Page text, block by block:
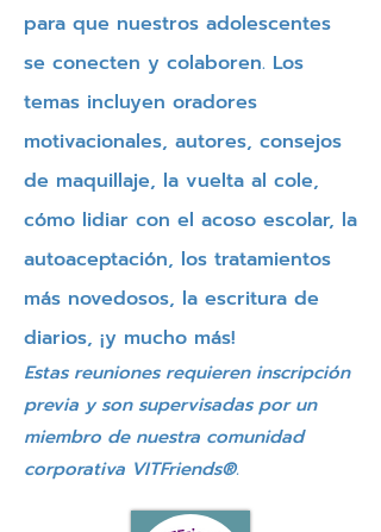
para que nuestros adolescentes
se conecten y colaboren. Los
temas incluyen oradores
motivacionales, autores, consejos
de maquillaje, la vuelta al cole,
cómo lidiar con el acoso escolar, la
autoaceptación, los tratamientos
más novedosos, la escritura de
diarios, ¡y mucho más!
Estas reuniones requieren inscripción
previa y son supervisadas por un
miembro de nuestra comunidad
corporativa VITFriends®.